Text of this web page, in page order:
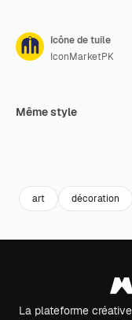
Icône de tuile
IconMarketPK
Même style
art décoration
La plateforme